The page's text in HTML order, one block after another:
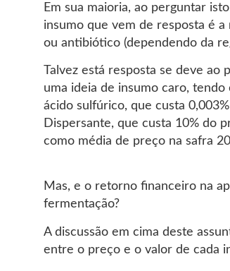
Em sua maioria, ao perguntar
insumo que vem de resposta é
ou antibiótico (dependendo da
Talvez está resposta se deve ao
uma ideia de insumo caro,
ácido sulfúrico, que custa
Dispersante, que custa 10% do
como média de preço na safra
Mas, e o retorno financeiro na
fermentação?
A discussão em cima deste
entre o preço e o valor de cada